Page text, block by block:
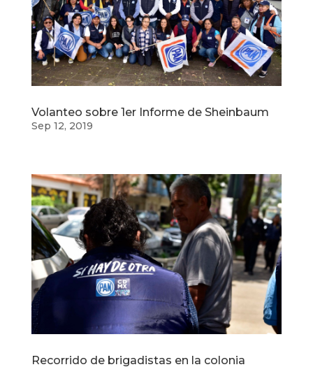
Volanteo sobre 1er Informe de Sheinbaum
Sep 12, 2019
Recorrido de brigadistas en la colonia